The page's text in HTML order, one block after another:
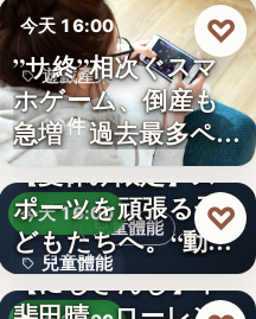
今天 16:00
遊戲產業
10件
”サ終”相次ぐスマ
ホゲーム、倒産も
急増 過去最多ペー
スで…
♡
兒童體能
今天 16:00
兒童體能
0円
【夏休み限定】ス
ポーツを頑張る子
どもたちへ。“動け
る身体…
♡
【にじさんじ】甲